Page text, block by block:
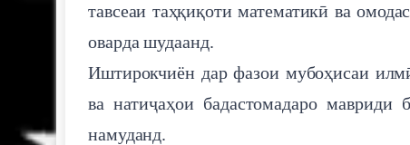
тавсеаи таҳқиқоти математикӣ ва
оварда шудаанд.
Иштирокчиён дар фазои мубоҳисаи
ва натиҷаҳои бадастомадаро мавриди
намуданд.